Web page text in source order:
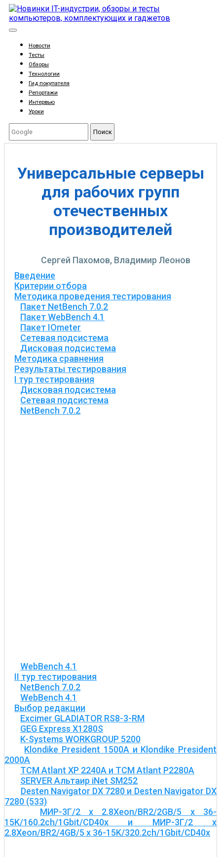
Новости
Тесты
Обзоры
Технологии
Гид покупателя
Репортажи
Интервью
Уроки
Поиск
Универсальные серверы
для рабочих групп
отечественных
производителей
Сергей Пахомов, Владимир Леонов
Введение
Критерии отбора
Методика проведения тестирования
Пакет NetBench 7.0.2
Пакет WebBench 4.1
Пакет IOmeter
Сетевая подсистема
Дисковая подсистема
Методика сравнения
Результаты тестирования
I тур тестирования
Дисковая подсистема
Сетевая подсистема
NetBench 7.0.2
WebBench 4.1
II тур тестирования
NetBench 7.0.2
WebBench 4.1
Выбор редакции
Exсimer GLADIATOR RS8-3-RM
GEG Express X1280S
K-Systems WORKGROUP 5200
Klondike President 1500A и Klondike President
2000A
TCM Atlant XP 2240A и TCM Atlant P2280A
SERVER Альтаир iNet SM252
Desten Navigator DX 7280 и Desten Navigator DX
7280 (533)
МИР-3Г/2 х 2.8Xeon/BR2/2GB/5 х 36-
15K/160.2ch/1Gbit/CD40x и МИР-3Г/2 х
2.8Xeon/BR2/4GB/5 х 36-15K/320.2ch/1Gbit/CD40x